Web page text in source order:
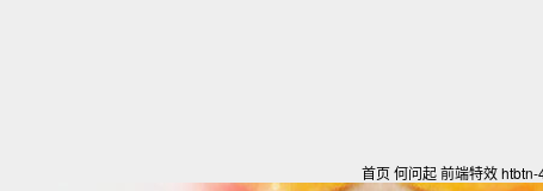
首页何问起前端特效htbtn-